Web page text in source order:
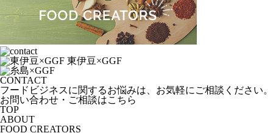
CONTACT
フードビジネスに関するお悩みは、お気軽にご相談ください。
お問い合わせ・ご相談はこちら
TOP
ABOUT
FOOD CREATORS